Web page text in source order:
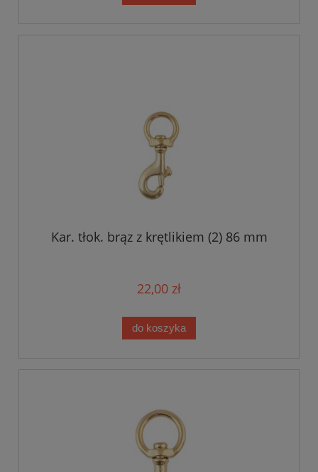
Kar. tłok. brąz z krętlikiem (2) 86 mm
22,00 zł
do koszyka